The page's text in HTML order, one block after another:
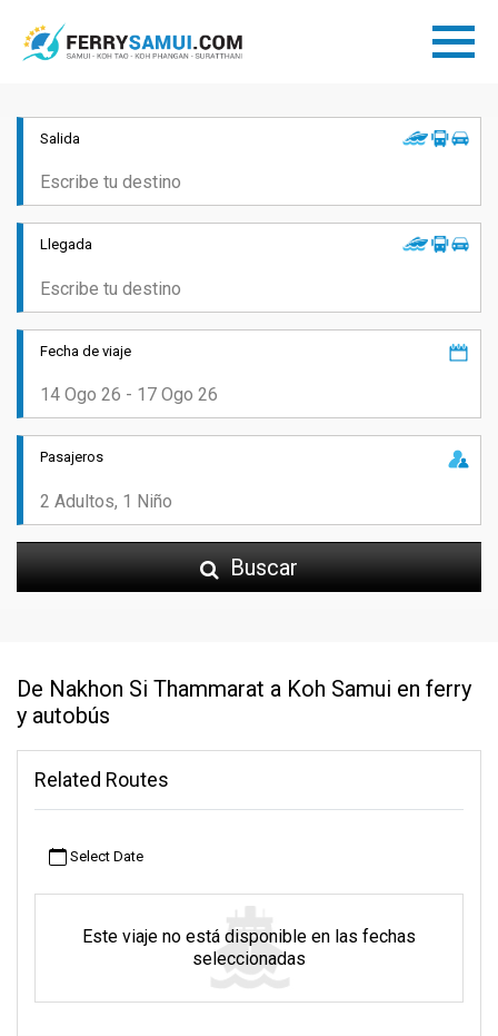
Salida
Llegada
Fecha de viaje
Pasajeros
Buscar
De Nakhon Si Thammarat a Koh Samui en ferry
y autobús
Related Routes
Select Date
Este viaje no está disponible en las fechas
seleccionadas